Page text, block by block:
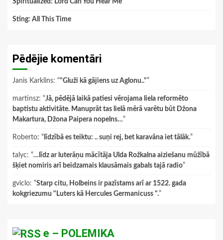
Spiritualized: Lord Can You Hear Me
Sting: All This Time
Pēdējie komentāri
Janis Karklins: “"Gluži kā gājiens uz Aglonu.."”
martinsz: “Jā, pēdējā laikā patiesi vērojama liela reformēto
baptistu aktivitāte. Manuprāt tas lielā mērā varētu būt Džona
Makartura, Džona Paipera nopelns…”
Roberto: “ līdzībā es teiktu: .. suņi rej, bet karavāna iet tālāk.”
talyc: “…līdz ar luterāņu mācītāja Ulda Rožkalna aiziešanu mūžībā
šķiet nomiris arī beidzamais klausāmais gabals tajā radio”
gviclo: “Starp citu, Holbeins ir pazīstams arī ar 1522. gada
kokgriezumu "Luters kā Hercules Germanicuss ".”
e – POLEMIKA